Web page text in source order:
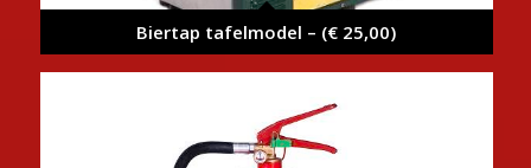
Biertap tafelmodel – (€ 25,00)